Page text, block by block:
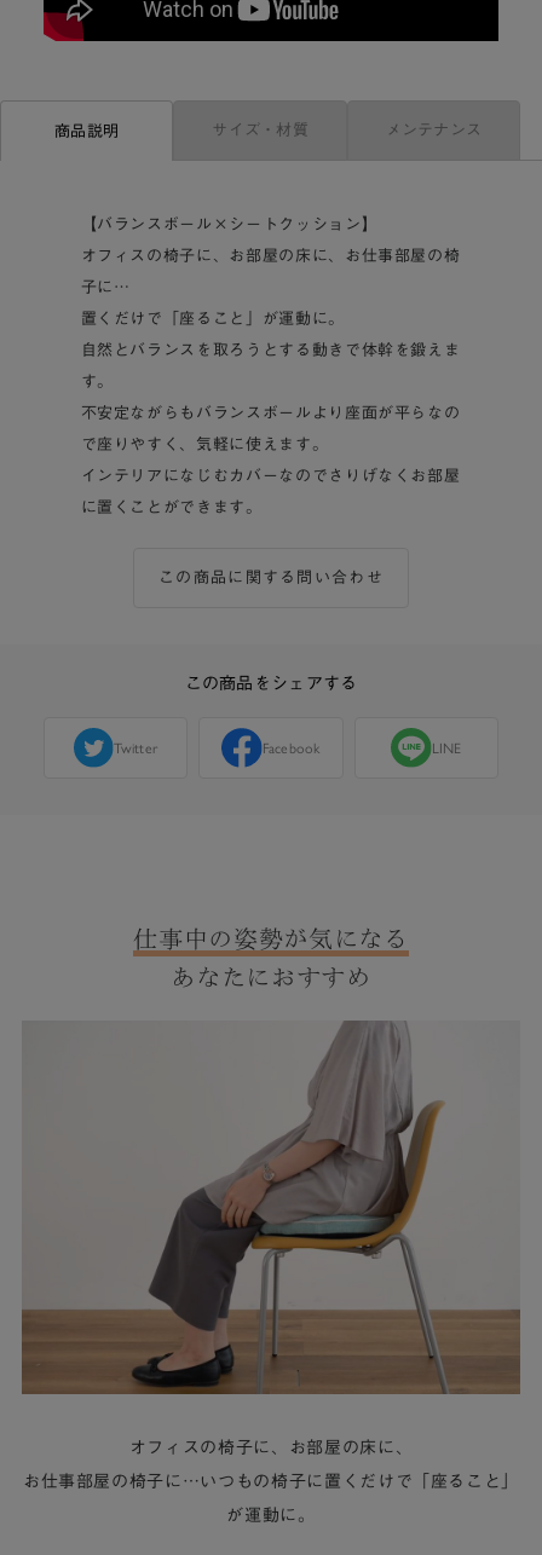
商品説明 サイズ・材質 メンテナンス
【バランスボール×シートクッション】
オフィスの椅子に、お部屋の床に、お仕事部屋の椅
子に…
置くだけで「座ること」が運動に。
自然とバランスを取ろうとする動きで体幹を鍛えま
す。
不安定ながらもバランスボールより座面が平らなの
で座りやすく、気軽に使えます。
インテリアになじむカバーなのでさりげなくお部屋
に置くことができます。
この商品に関する問い合わせ
この商品をシェアする
Twitter Facebook LINE